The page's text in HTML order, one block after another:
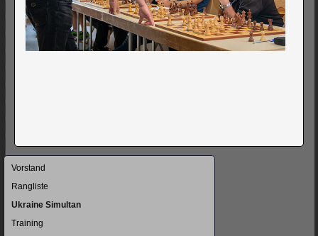
Navigation
Vorstand
Rangliste
Ukraine Simultan
Training